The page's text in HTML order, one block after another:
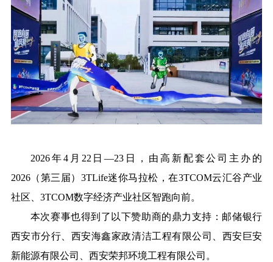
2026年4月22日—23日，由高新配套公司主办的
2026（第三届）3TLife迷你马拉松，在3TCOM云汇谷产业
社区、3TCOM数字经济产业社区智跑向前。
本次赛事也得到了以下赞助商的鼎力支持：邮储银行
西安市分行、西安海鑫家政清洁工程有限公司、西安巨安
新能源有限公司、西安荣邦环境工程有限公司。